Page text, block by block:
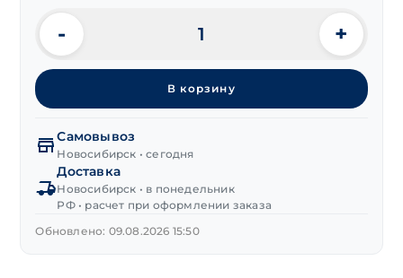
Количество
товара
Заклепочник
ЗУБР
31050_z01
(AL
2.4-
4.8)
- +
В корзину
Самовывоз
Новосибирск • сегодня
Доставка
Новосибирск • в понедельник
РФ • расчет при оформлении заказа
Обновлено: 09.08.2026 15:50